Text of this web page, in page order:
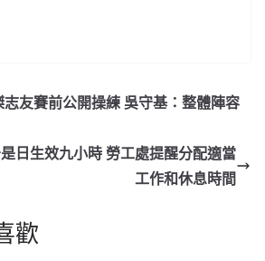
友賽前公開操練 吳守基：整體陣容
日生效九小時 勞工處提醒分配適當
工作和休息時間
歡